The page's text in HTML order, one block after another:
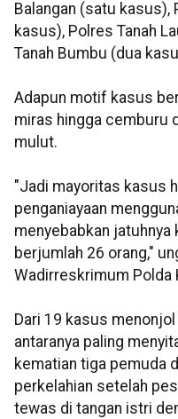
Balangan (satu kasus),
kasus), Polres Tanah
Tanah Bumbu (dua
Adapun motif kasus
miras hingga cemburu
mulut.
"Jadi mayoritas kasus
penganiayaan
menyebabkan jatuhnya
berjumlah 26 orang,"
Wadirreskrimum Polda
Dari 19 kasus
antaranya paling
kematian tiga pemuda
perkelahian setelah
tewas di tangan istri